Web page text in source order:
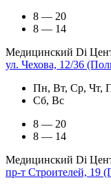
8 — 20
8 — 14
Медицинский Di
ул. Чехова, 12/36
Пн, Вт, Ср, Чт,
Сб, Вс
8 — 20
8 — 14
Медицинский Di
пр-т Строителей, 19